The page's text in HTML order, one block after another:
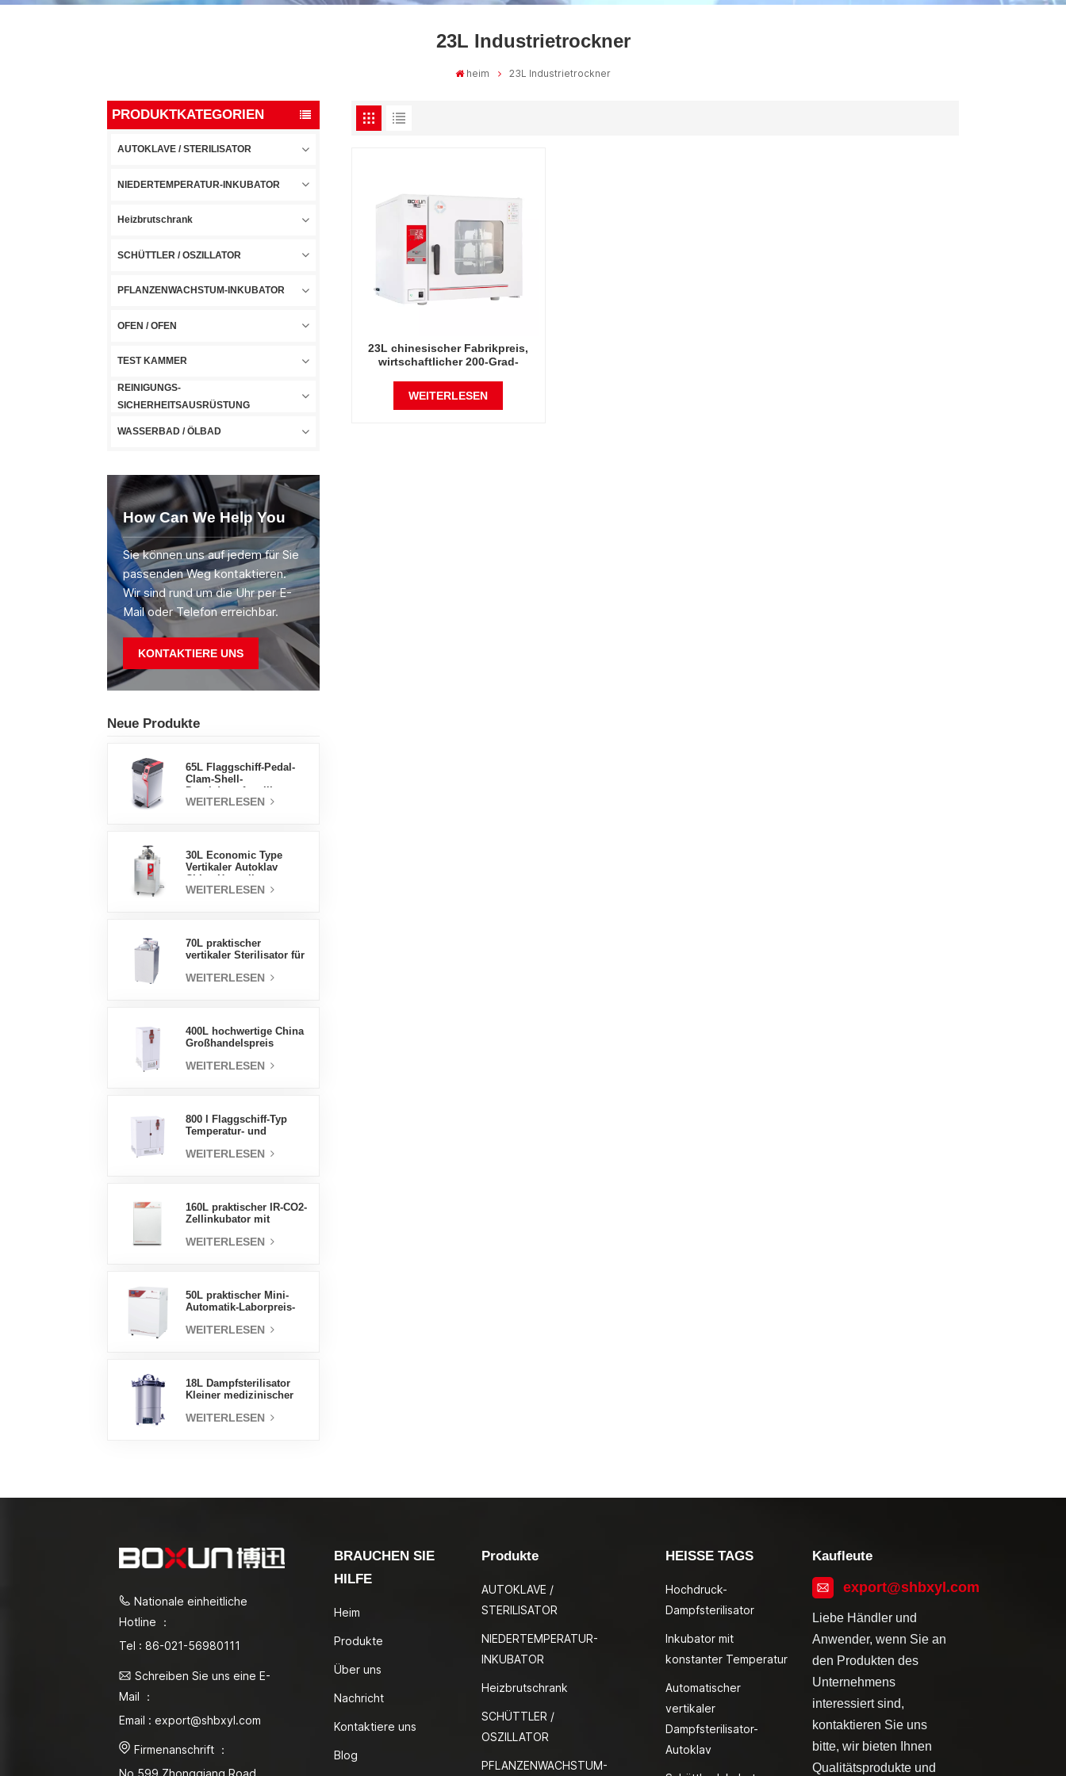
23L Industrietrockner
heim 23L Industrietrockner
PRODUKTKATEGORIEN
AUTOKLAVE / STERILISATOR
NIEDERTEMPERATUR-INKUBATOR
Heizbrutschrank
SCHÜTTLER / OSZILLATOR
PFLANZENWACHSTUM-INKUBATOR
OFEN / OFEN
TEST KAMMER
REINIGUNGS-
SICHERHEITSAUSRÜSTUNG
WASSERBAD / ÖLBAD
How Can We Help You
Sie können uns auf jedem für Sie
passenden Weg kontaktieren.
Wir sind rund um die Uhr per E-
Mail oder Telefon erreichbar.
KONTAKTIERE UNS
Neue Produkte
65L Flaggschiff-Pedal-
Clam-Shell-
Fabrik
WEITERLESEN
30L Economic Type
Vertikaler Autoklav
Druckdampfsterilisator
WEITERLESEN
70L praktischer
vertikaler Sterilisator für
Design,
WEITERLESEN
400L hochwertige China
Großhandelspreis
Luftfeuchtigkeit stabile
WEITERLESEN
800 l Flaggschiff-Typ
Temperatur- und
Inkubatorkammer,
WEITERLESEN
160L praktischer IR-CO2-
Zellinkubator mit
professionelle Fabrik-
WEITERLESEN
50L praktischer Mini-
Automatik-Laborpreis-
WEITERLESEN
18L Dampfsterilisator
Kleiner medizinischer
Autoklav
WEITERLESEN
23L chinesischer Fabrikpreis,
wirtschaftlicher 200-Grad-
WEITERLESEN
Nationale einheitliche
Hotline ：
Tel : 86-021-56980111
Schreiben Sie uns eine E-
Mail ：
Email : export@shbxyl.com
Firmenanschrift ：
BRAUCHEN SIE
HILFE
Heim
Produkte
Über uns
Nachricht
Kontaktiere uns
Blog
Produkte
AUTOKLAVE /
STERILISATOR
NIEDERTEMPERATUR-
INKUBATOR
Heizbrutschrank
SCHÜTTLER /
OSZILLATOR
PFLANZENWACHSTUM-
HEISSE TAGS
Hochdruck-
Dampfsterilisator
Inkubator mit
konstanter Temperatur
Automatischer
vertikaler
Dampfsterilisator-
Autoklav
Kaufleute
export@shbxyl.com
Liebe Händler und
Anwender, wenn Sie an
den Produkten des
Unternehmens
interessiert sind,
kontaktieren Sie uns
bitte, wir bieten Ihnen
Qualitätsprodukte und